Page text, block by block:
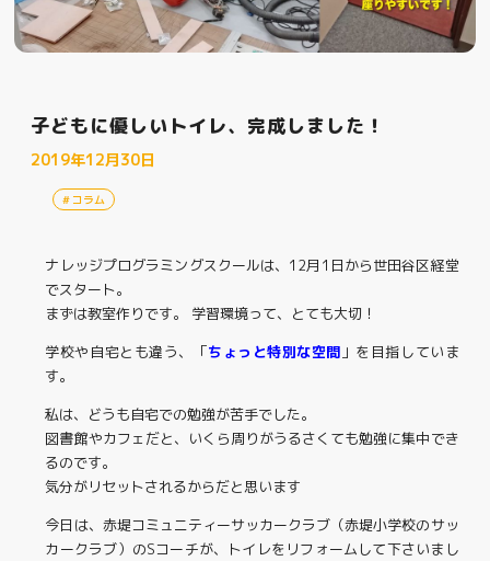
子どもに優しいトイレ、完成しました！
2019年12月30日
コラム
ナレッジプログラミングスクールは、12月1日から世田谷区経堂
でスタート。
まずは教室作りです。 学習環境って、とても大切！
学校や自宅とも違う、「ちょっと特別な空間 」を目指していま
す。
私は、どうも自宅での勉強が苦手でした。
図書館やカフェだと、いくら周りがうるさくても勉強に集中でき
るのです。
気分がリセットされるからだと思います
今日は、赤堤コミュニティーサッカークラブ（赤堤小学校のサッ
カークラブ）のSコーチが、トイレをリフォームして下さいまし